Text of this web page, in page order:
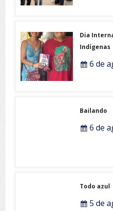
Dia
Indígenas
6 de
Bailando
6 de
Todo azul
5 de